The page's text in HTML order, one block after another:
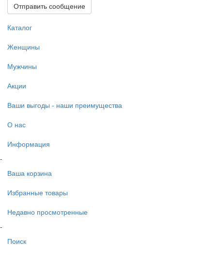
Отправить сообщение
Каталог
Женщины
Мужчины
Акции
Ваши выгоды - наши преимущества
О нас
Информация
-
Ваша корзина
Избранные товары
Недавно просмотренные
-
Поиск